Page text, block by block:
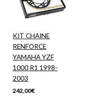
KIT CHAINE
RENFORCE
YAMAHA YZF
1000 R1 1998-
2003
242,00€